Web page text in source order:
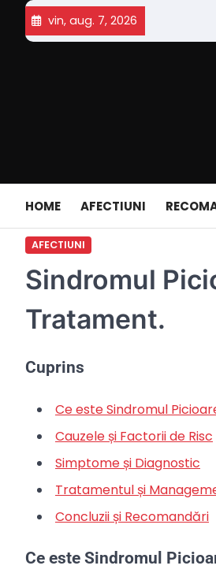
content
vin, aug. 7, 2026
HOME AFECTIUNI
AFECTIUNI
Sindromul
Tratament.
Cuprins
Ce este Sindromul
Cauzele și Factorii de Risc
Simptome și Diagnostic
Tratamentul și
Concluzii și Recomandări
Ce este Sindromul